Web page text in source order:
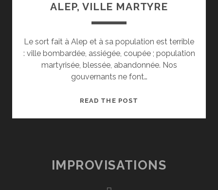
ALEP, VILLE MARTYRE
Le sort fait à Alep et à sa population est terrible
: ville bombardée, assiégée, coupée ; population
martyrisée, blessée, abandonnée. Nos
gouvernants ne font…
READ THE POST
IMPROVISATIONS